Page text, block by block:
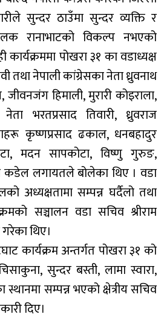
सुन्दर ठाउँमा सुन्दर व्यक्ति र
रानाभाटको विकल्प नभएको
पोखरा ३१ का वडाध्यक्ष
नेपाली कांग्रेसका नेता ध्रुवनाथ
हिमाली, मुरारी कोइराला,
भरतप्रसाद तिवारी, ध्रुवराज
कृष्णप्रसाद ढकाल, धनबहादुर
मदन सापकोटा, विष्णु गुरुङ,
कडेल लगायतले बोलेका थिए । वडा
अध्यक्षतामा सम्पन्न घर्दैलो तथा
सञ्चालन वडा सचिव श्रीराम
थिए।
कार्यक्रम अन्तर्गत पोखरा ३१ को
सुन्दर बस्ती, लामा स्वारा,
सम्पन्न भएको क्षेत्रीय सचिव
दिए।